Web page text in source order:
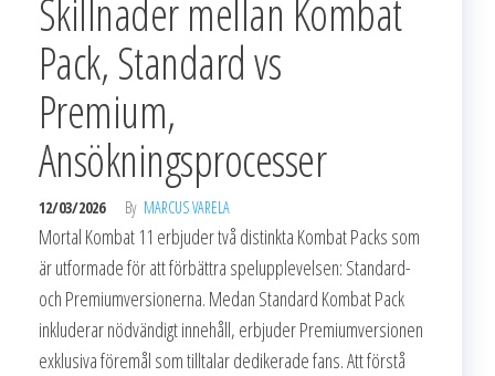
Skillnader mellan Kombat
Pack, Standard vs
Premium,
Ansökningsprocesser
12/03/2026 By MARCUS VARELA
Mortal Kombat 11 erbjuder två distinkta Kombat Packs som
är utformade för att förbättra spelupplevelsen: Standard-
och Premiumversionerna. Medan Standard Kombat Pack
inkluderar nödvändigt innehåll, erbjuder Premiumversionen
exklusiva föremål som tilltalar dedikerade fans. Att förstå